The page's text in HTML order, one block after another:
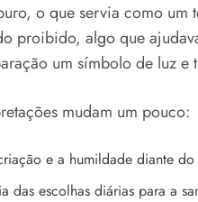
o que servia como um
proibido, algo que
um símbolo de luz e
mudam um pouco:
e a humildade diante
das escolhas diárias para a